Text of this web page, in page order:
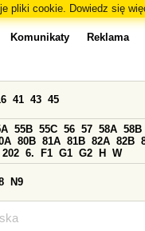
pliki cookie. Dowiedz się
Komunikaty Reklama
41 43 45
55B 55C 56 57 58A 58B
80B 81A 81B 82A 82B
202 6. F1 G1 G2 H W
N9